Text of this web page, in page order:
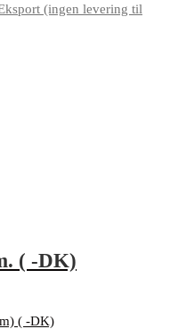
(ingen levering til
( -DK)